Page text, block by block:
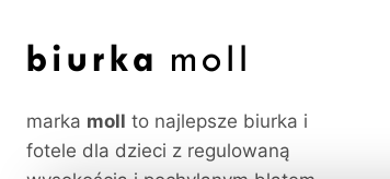
marka moll to najlepsze biurka i
fotele dla dzieci z regulowaną